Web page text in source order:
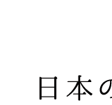
日本のひな